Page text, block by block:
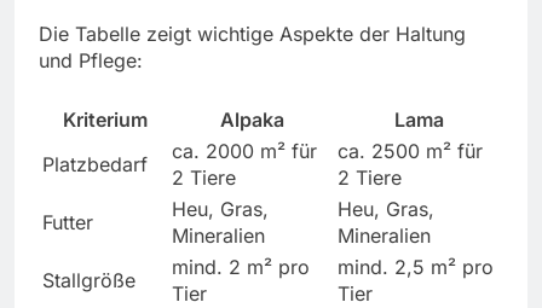
Die Tabelle zeigt wichtige Aspekte der Haltung
und Pflege:
Kriterium Alpaka
Lama
Platzbedarf
ca. 2000 m² für
2 Tiere
ca. 2500 m² für
2 Tiere
Futter
Heu, Gras,
Mineralien
Heu, Gras,
Mineralien
Stallgröße
mind. 2 m² pro
Tier
mind. 2,5 m² pro
Tier